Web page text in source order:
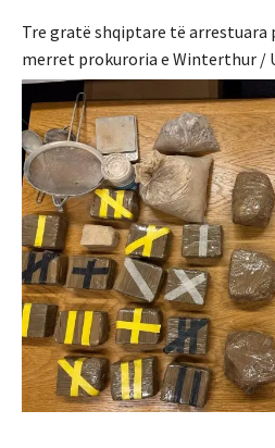
Tre gratë shqiptare të arrestuara
merret prokuroria e Winterthur /